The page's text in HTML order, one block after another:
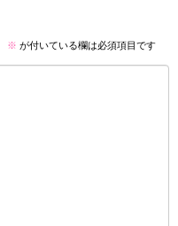
※ が付いている欄は必須項目です